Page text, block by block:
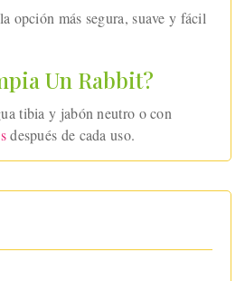
opción más segura, suave y fácil
Un Rabbit?
tibia y jabón neutro o con
después de cada uso.